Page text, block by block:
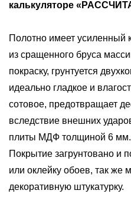
калькуляторе
Полотно имеет усиленный
из сращенного бруса
покраску, грунтуется
идеально гладкое и
сотовое, предотвращает
вследствие внешних
плиты МДФ толщиной 6 мм.
Покрытие загрунтовано и
или оклейку обоев, так же
декоративную штукатурку.